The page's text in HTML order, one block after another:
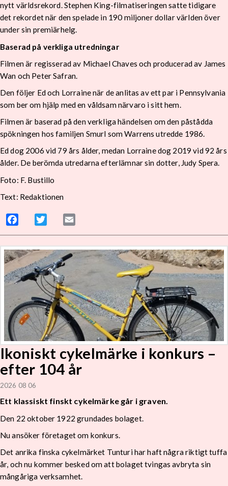
nytt världsrekord. Stephen King-filmatiseringen satte tidigare
det rekordet när den spelade in 190 miljoner dollar världen över
under sin premiärhelg.
Baserad på verkliga utredningar
Filmen är regisserad av Michael Chaves och producerad av James
Wan och Peter Safran.
Den följer Ed och Lorraine när de anlitas av ett par i Pennsylvania
som ber om hjälp med en våldsam närvaro i sitt hem.
Filmen är baserad på den verkliga händelsen om den påstådda
spökningen hos familjen Smurl som Warrens utredde 1986.
Ed dog 2006 vid 79 års ålder, medan Lorraine dog 2019 vid 92 års
ålder. De berömda utredarna efterlämnar sin dotter, Judy Spera.
Foto: F. Bustillo
Text: Redaktionen
Facebook Twitter
Ikoniskt cykelmärke i konkurs –
efter 104 år
2026 08 06
Ett klassiskt finskt cykelmärke går i graven.
Den 22 oktober 1922 grundades bolaget.
Nu ansöker företaget om konkurs.
Det anrika finska cykelmärket Tunturi har haft några riktigt tuffa
år, och nu kommer besked om att bolaget tvingas avbryta sin
mångåriga verksamhet.